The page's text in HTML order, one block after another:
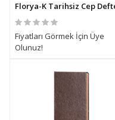
Florya-K Tarihsiz Cep
Fiyatları Görmek İçin Üye
Olunuz!